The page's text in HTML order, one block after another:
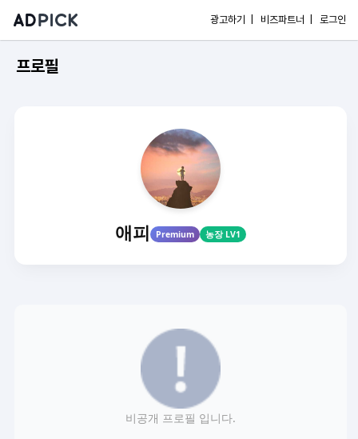
광고하기 | 비즈파트너 | 로그인
프로필
애피 Premium 농장 LV1
비공개 프로필 입니다.